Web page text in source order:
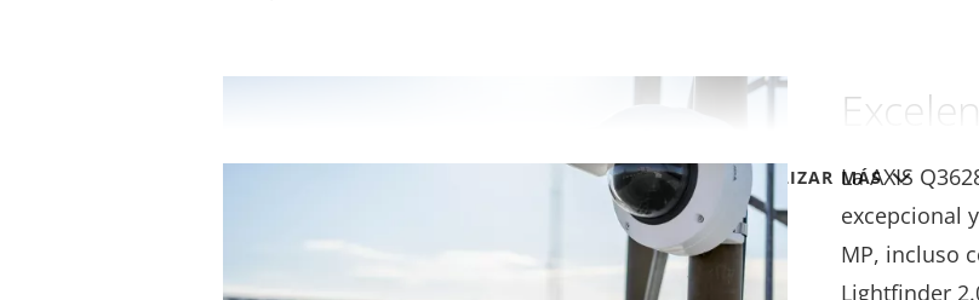
VISUALIZAR MÁSLa AXIS
excepcional
MP, incluso
Lightfinder